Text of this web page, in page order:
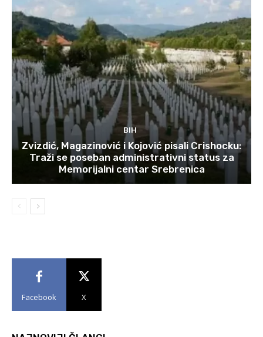
BIH
Zvizdić, Magazinović i Kojović pisali Crishocku:
Traži se poseban administrativni status za
Memorijalni centar Srebrenica
Facebook X